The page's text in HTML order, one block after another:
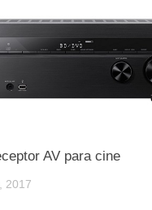
AV para cine
2017